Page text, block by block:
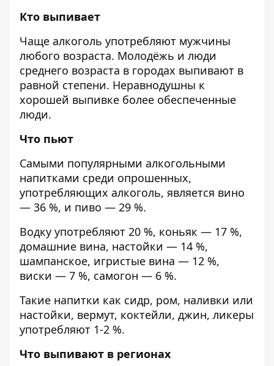
Кто выпивает
Чаще алкоголь употребляют мужчины
любого возраста. Молодёжь и люди
среднего возраста в городах выпивают в
равной степени. Неравнодушны к
хорошей выпивке более обеспеченные
люди.
Что пьют
Самыми популярными алкогольными
напитками среди опрошенных,
употребляющих алкоголь, является вино
— 36 %, и пиво — 29 %.
Водку употребляют 20 %, коньяк — 17 %,
домашние вина, настойки — 14 %,
шампанское, игристые вина — 12 %,
виски — 7 %, самогон — 6 %.
Такие напитки как сидр, ром, наливки или
настойки, вермут, коктейли, джин, ликеры
употребляют 1-2 %.
Что выпивают в регионах